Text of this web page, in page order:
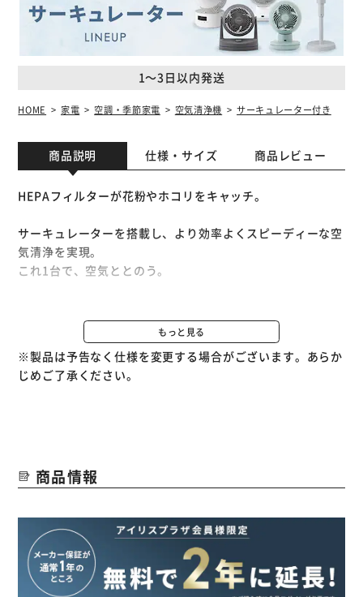
1～3日以内発送
HOME 家電 空調・季節家電 空気清浄機 サーキュレーター付き
商品説明 仕様・サイズ 商品レビュー
HEPAフィルターが花粉やホコリをキャッチ。
サーキュレーターを搭載し、より効率よくスピーディーな空
気清浄を実現。
これ1台で、空気ととのう。
空気のキレイと快適を効率化。
◆point1.2つのフィルターで、いつも空気がキレイ
微細な粒子もキャッチできるHEPAフィルターとタバコ等の
サーキュレーターを併用することで、より素早く空気清浄。
◆point3.キレイが分かるほこりセンサー
空気の汚れを感知して、ランプが点灯。
キレイになったら消灯でお知らせ。
もっと見る
※製品は予告なく仕様を変更する場合がございます。あらか
じめご了承ください。
商品情報